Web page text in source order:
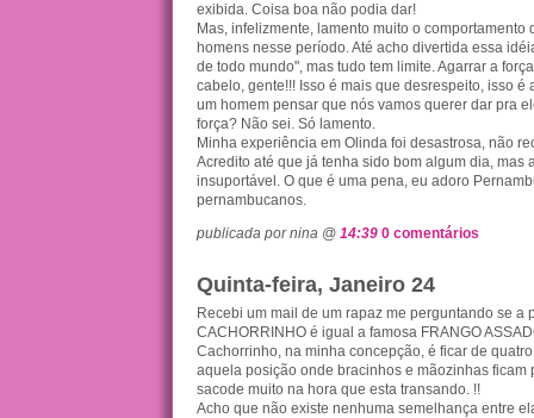
exibida. Coisa boa não podia dar!
Mas, infelizmente, lamento muito o comportamento
homens nesse período. Até acho divertida essa
de todo mundo", mas tudo tem limite. Agarrar a
cabelo, gente!!! Isso é mais que desrespeito, isso é
um homem pensar que nós vamos querer dar pra
força? Não sei. Só lamento.
Minha experiência em Olinda foi desastrosa, não
Acredito até que já tenha sido bom algum dia, mas
insuportável. O que é uma pena, eu adoro
pernambucanos.
publicada por nina @ 14:39 0 comentários
Quinta-feira, Janeiro 24
Recebi um mail de um rapaz me perguntando se a
CACHORRINHO é igual a famosa FRANGO
Cachorrinho, na minha concepção, é ficar de
aquela posição onde bracinhos e mãozinhas ficam
sacode muito na hora que esta transando. !!
Acho que não existe nenhuma semelhança entre